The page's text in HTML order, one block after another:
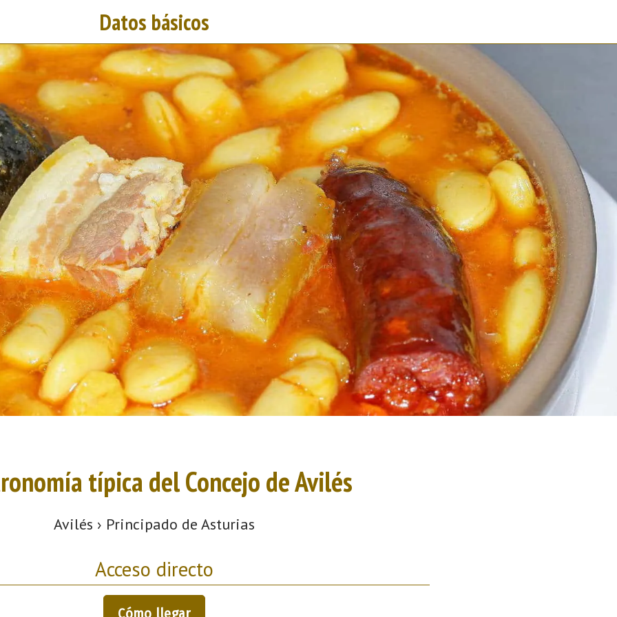
Datos básicos
típica del Concejo de Avilés
Avilés › Principado de Asturias
Acceso directo
Cómo llegar